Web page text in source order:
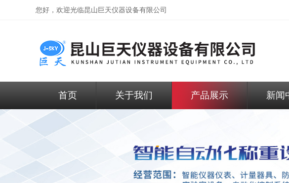
您好，欢迎光临昆山巨天仪器设备有限公司
首页 关于我们 产品展示 新闻